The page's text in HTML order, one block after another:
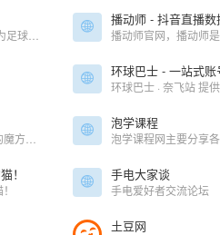
泡学课程
！ 手电大家谈
手电爱好者交流论坛
土豆网